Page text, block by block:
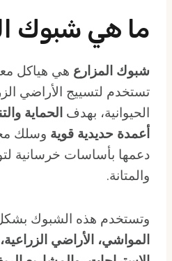
ما هي شبوك
شبوك المزارع هي هياكل
تستخدم لتسييج الأراضي
الحيوانية، بهدف الحماية
أعمدة حديدية قوية وسلك
دعمها بأساسات خرسانية
والمتانة.
وتستخدم هذه الشبوك
المواشي، الأراضي